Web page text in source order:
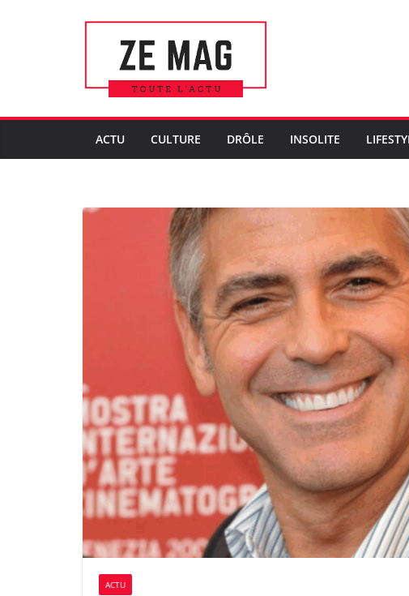
ACTU CULTURE DRÔLE INSOLITE
ACTU